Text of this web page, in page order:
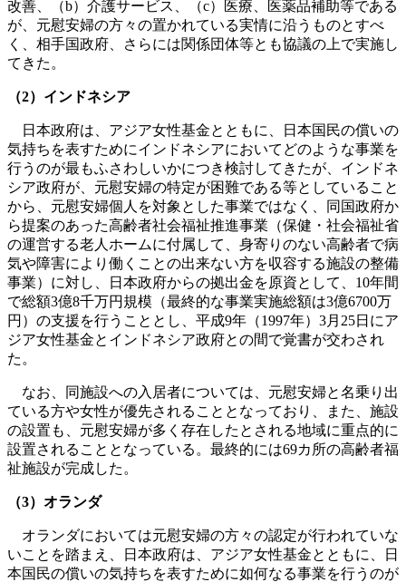
改善、（b）介護サービス、（c）医療、医薬品補助等である
が、元慰安婦の方々の置かれている実情に沿うものとすべ
く、相手国政府、さらには関係団体等とも協議の上で実施し
てきた。
（2）インドネシア
日本政府は、アジア女性基金とともに、日本国民の償いの
気持ちを表すためにインドネシアにおいてどのような事業を
行うのが最もふさわしいかにつき検討してきたが、インドネ
シア政府が、元慰安婦の特定が困難である等としていること
から、元慰安婦個人を対象とした事業ではなく、同国政府か
ら提案のあった高齢者社会福祉推進事業（保健・社会福祉省
の運営する老人ホームに付属して、身寄りのない高齢者で病
気や障害により働くことの出来ない方を収容する施設の整備
事業）に対し、日本政府からの拠出金を原資として、10年間
で総額3億8千万円規模（最終的な事業実施総額は3億6700万
円）の支援を行うこととし、平成9年（1997年）3月25日にア
ジア女性基金とインドネシア政府との間で覚書が交わされ
た。
なお、同施設への入居者については、元慰安婦と名乗り出
ている方や女性が優先されることとなっており、また、施設
の設置も、元慰安婦が多く存在したとされる地域に重点的に
設置されることとなっている。最終的には69カ所の高齢者福
祉施設が完成した。
（3）オランダ
オランダにおいては元慰安婦の方々の認定が行われていな
いことを踏まえ、日本政府は、アジア女性基金とともに、日
本国民の償いの気持ちを表すために如何なる事業を行うのが